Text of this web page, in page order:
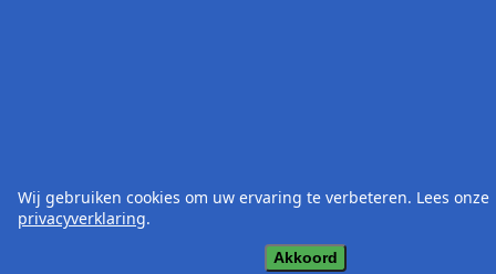
Wij gebruiken cookies om uw ervaring te verbeteren. Lees onze
privacyverklaring.
Akkoord